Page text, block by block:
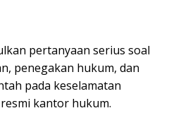
pertanyaan serius soal
penegakan hukum, dan
pada keselamatan
kantor hukum.